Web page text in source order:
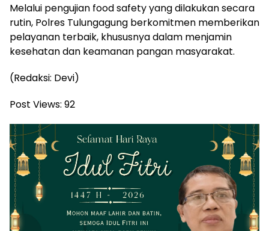
Melalui pengujian food safety yang dilakukan secara
rutin, Polres Tulungagung berkomitmen memberikan
pelayanan terbaik, khususnya dalam menjamin
kesehatan dan keamanan pangan masyarakat.
(Redaksi: Devi)
Post Views: 92